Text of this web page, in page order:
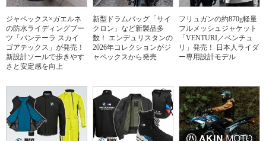
ジャペックス×ガエルネ
の防水ライディングブー
ツ「パンテーラ スカイ
ゴアテックス」が発売！
新設計ソールで歩きやす
さと安定感を向上
新型ドラムバッグ「サイ
クロン」など新製品多
数！ エンデュリスタンの
2026年コレクションがジ
ャペックスから発売
フリュガンの約870g軽量
フルメッシュジャケット
「VENTURI／ベンチュ
リ」発売！ 日本人ライダ
ー専用設計モデル